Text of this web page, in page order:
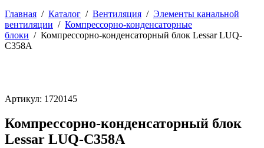
Главная / Каталог / Вентиляция / Элементы канальной
вентиляции / Компрессорно-конденсаторные
блоки / Компрессорно-конденсаторный блок Lessar LUQ-
C358A
Артикул: 1720145
Компрессорно-конденсаторный блок
Lessar LUQ-C358A